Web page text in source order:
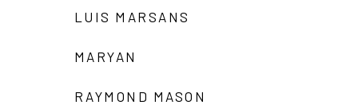
LUIS MARSANS
MARYAN
RAYMOND MASON